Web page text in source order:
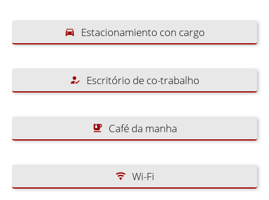
Estacionamiento con cargo
Escritório de co-trabalho
Café da manha
Wi-Fi